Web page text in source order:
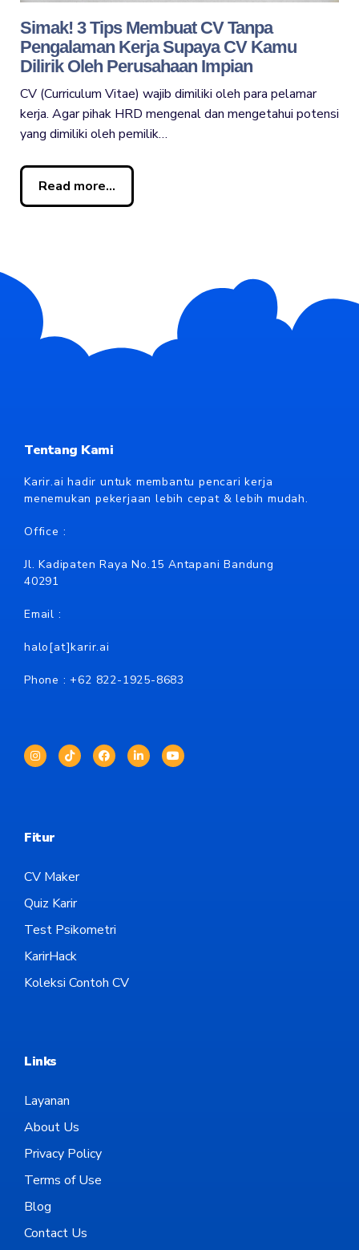
Simak! 3 Tips Membuat CV Tanpa
Pengalaman Kerja Supaya CV Kamu
Dilirik Oleh Perusahaan Impian
CV (Curriculum Vitae) wajib dimiliki oleh para pelamar
kerja. Agar pihak HRD mengenal dan mengetahui potensi
yang dimiliki oleh pemilik…
Read more...
Tentang Kami
Karir.ai hadir untuk membantu pencari kerja
menemukan pekerjaan lebih cepat & lebih mudah.
Office :
Jl. Kadipaten Raya No.15 Antapani Bandung
40291
Email :
halo[at]karir.ai
Phone : +62 822-1925-8683
Fitur
CV Maker
Quiz Karir
Test Psikometri
KarirHack
Koleksi Contoh CV
Links
Layanan
About Us
Privacy Policy
Terms of Use
Blog
Contact Us